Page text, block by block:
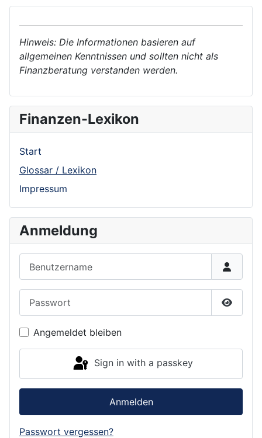
Hinweis: Die Informationen basieren auf
allgemeinen Kenntnissen und sollten nicht als
Finanzberatung verstanden werden.
Finanzen-Lexikon
Start
Glossar / Lexikon
Impressum
Anmeldung
Show
Angemeldet bleiben
Sign in with a passkey
Anmelden
Passwort vergessen?